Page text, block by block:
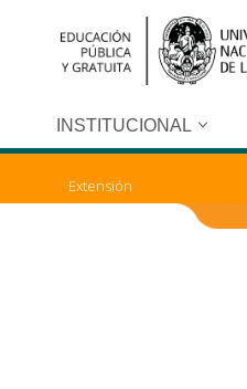
contenidoINSTITUCIONAL
Extensión